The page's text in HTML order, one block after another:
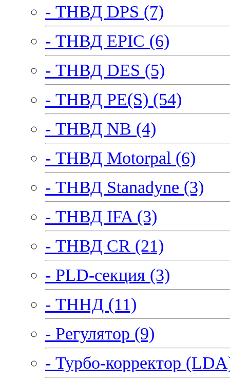
- ТНВД DPS (7)
- ТНВД EPIC (6)
- ТНВД DES (5)
- ТНВД PE(S) (54)
- ТНВД NB (4)
- ТНВД Motorpal (6)
- ТНВД Stanadyne (3)
- ТНВД IFA (3)
- ТНВД CR (21)
- PLD-секция (3)
- ТННД (11)
- Регулятор (9)
- Турбо-корректор